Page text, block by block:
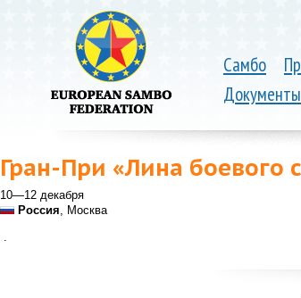
Самбо
Документы
Гран-При «Лина
10—12 декабря
Россия, Москва